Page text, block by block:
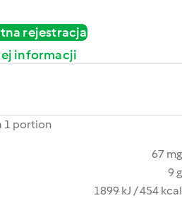
rejestracja
informacji
1 portion
67 mg
9 g
1899 kJ / 454 kcal